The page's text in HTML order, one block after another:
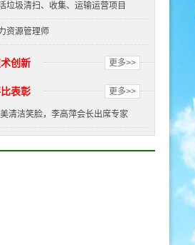
垃圾清扫、收集、运输运营项目
资源管理师
更多>>
创新
更多>>
表彰
清洁笑脸，李高萍会长出席专家